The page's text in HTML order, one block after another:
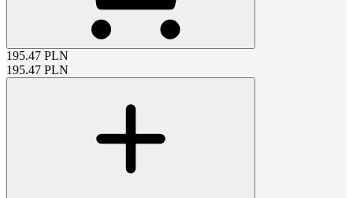
195.47 PLN
195.47 PLN